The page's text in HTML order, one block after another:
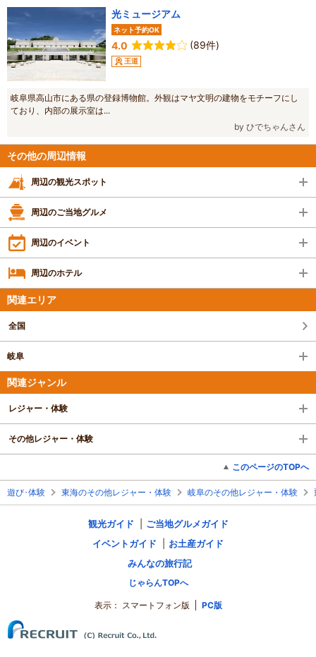
光ミュージアム
ネット予約OK
4.0 (89件)
王道
岐阜県高山市にある県の登録博物館。外観はマヤ文明の建物をモチーフにし
ており、内部の展示室は...
by ひでちゃんさん
その他の周辺情報
周辺の観光スポット
周辺のご当地グルメ
周辺のイベント
周辺のホテル
関連エリア
全国
岐阜
関連ジャンル
レジャー・体験
その他レジャー・体験
このページのTOPへ
遊び･体験 東海のその他レジャー・体験 岐阜のその他レジャー・体験
観光ガイド
ご当地グルメガイド
イベントガイド
お土産ガイド
みんなの旅行記
じゃらんTOPへ
表示： スマートフォン版 PC版